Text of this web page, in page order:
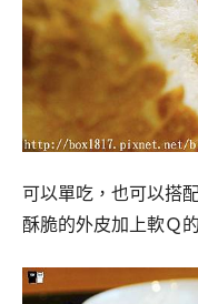
可以單吃，也可以搭
酥脆的外皮加上軟Ｑ